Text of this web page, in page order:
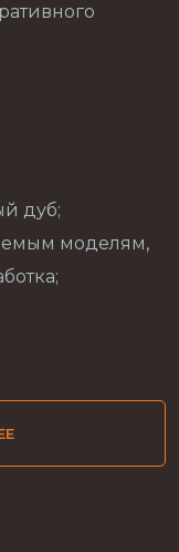
дуб;
моделям,